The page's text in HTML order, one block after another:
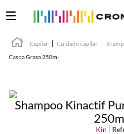
Capilar Cuidado capilar
Caspa Grasa 250ml
Shampoo Kinactif
Kin